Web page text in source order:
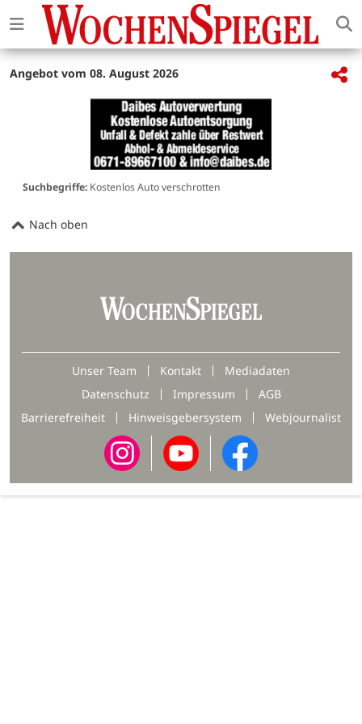
Angebot vom 08. August 2026
Suchbegriffe: Kostenlos Auto verschrotten
Nach oben
Unser Team Kontakt
Mediadaten
Datenschutz
Impressum
AGB
Barrierefreiheit
Hinweisgebersystem Webjournalist